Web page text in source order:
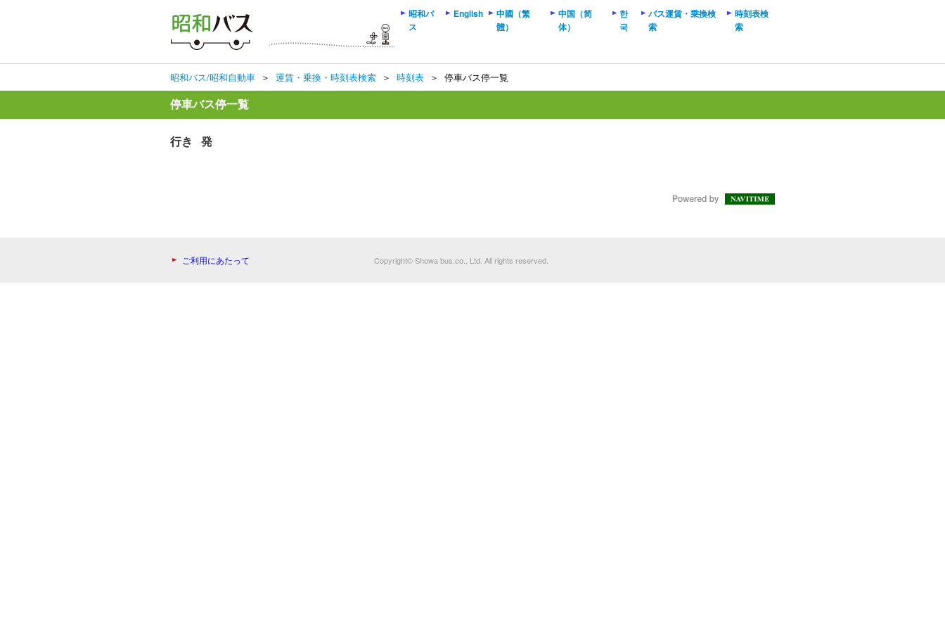
昭和バス/昭和自動車 ＞ 運賃・乗換・時刻表検索 ＞ 時刻表 ＞ 停車バス停一覧
停車バス停一覧
行き 発
昭和バ
ス
English
中國（繁
體）
中国（简
体）
한
국
バス運賃・乗換検
索
時刻表検
索
ご利用にあたって Copyright© Showa bus.co., Ltd. All rights reserved.